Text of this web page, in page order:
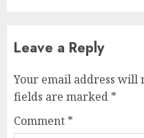
Leave a Reply
Your email address will
fields are marked *
Comment *